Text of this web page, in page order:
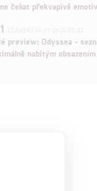
čekat překvapivě
preview: Odyssea -
nabitým obsazením